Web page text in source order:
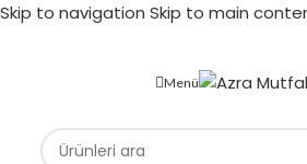
Skip to navigation Skip to main
Menü